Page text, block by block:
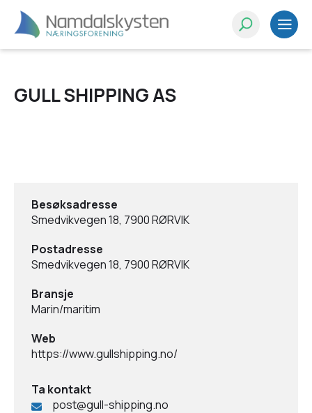
GULL SHIPPING AS
Besøksadresse
Smedvikvegen 18, 7900 RØRVIK
Postadresse
Smedvikvegen 18, 7900 RØRVIK
Bransje
Marin/maritim
Web
https://www.gullshipping.no/
Ta kontakt
post@gull-shipping.no